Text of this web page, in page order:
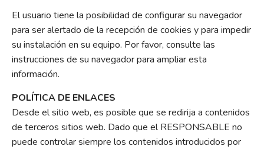
El usuario tiene la posibilidad de configurar su navegador
para ser alertado de la recepción de cookies y para impedir
su instalación en su equipo. Por favor, consulte las
instrucciones de su navegador para ampliar esta
información.
POLÍTICA DE ENLACES
Desde el sitio web, es posible que se redirija a contenidos
de terceros sitios web. Dado que el RESPONSABLE no
puede controlar siempre los contenidos introducidos por